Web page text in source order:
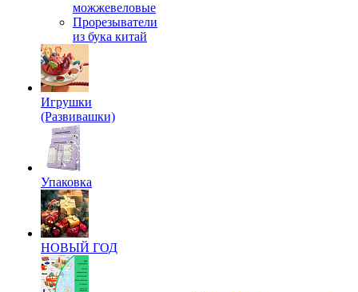
можжевеловые
Прорезыватели
из бука китай
Игрушки
(Развивашки)
Упаковка
НОВЫЙ ГОД